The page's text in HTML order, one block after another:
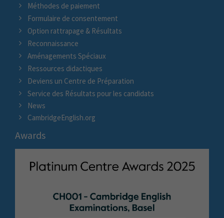
Méthodes de paiement
Formulaire de consentement
Option rattrapage & Résultats
Reconnaissance
Aménagements Spéciaux
Ressources didactiques
Deviens un Centre de Préparation
Service des Résultats pour les candidats
News
CambridgeEnglish.org
Awards